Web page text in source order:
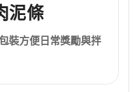
泥條
裝方便日常獎勵與拌